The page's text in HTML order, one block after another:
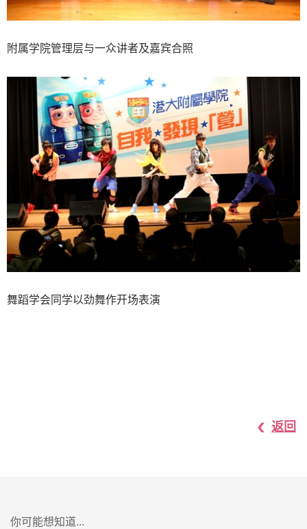
附属学院管理层与一众讲者及嘉宾合照
舞蹈学会同学以劲舞作开场表演
返回
你可能想知道...